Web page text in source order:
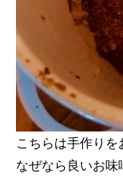
こちらは手作りを
なぜなら良いお味